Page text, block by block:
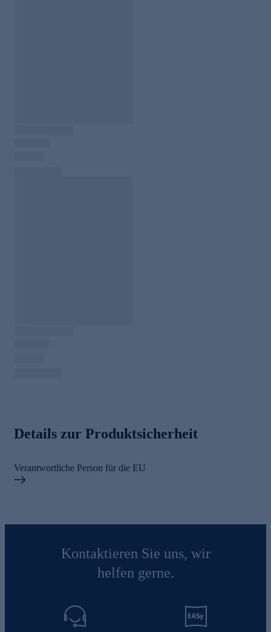
Details zur Produktsicherheit
Verantwortliche Person für die EU
Kontaktieren Sie uns, wir
helfen gerne.